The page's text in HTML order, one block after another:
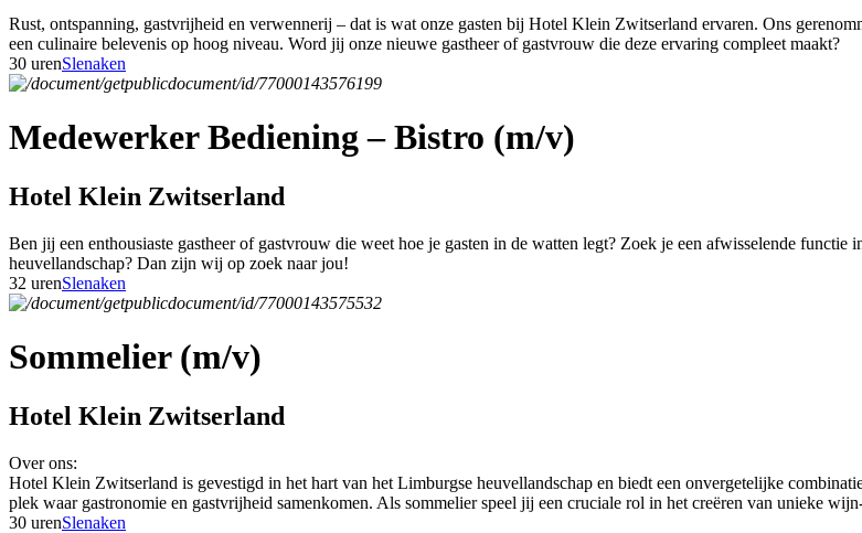
Rust, ontspanning, gastvrijheid en verwennerij – dat is wat onze gasten bij Hotel Klein Zwitserland ervaren. Ons
een culinaire belevenis op hoog niveau. Word jij onze nieuwe gastheer of gastvrouw die deze ervaring compleet maakt?
30 urenSlenaken
Medewerker Bediening – Bistro (m/v)
Hotel Klein Zwitserland
Ben jij een enthousiaste gastheer of gastvrouw die weet hoe je gasten in de watten legt? Zoek je een afwisselende
heuvellandschap? Dan zijn wij op zoek naar jou!
32 urenSlenaken
Sommelier (m/v)
Hotel Klein Zwitserland
Over ons:
Hotel Klein Zwitserland is gevestigd in het hart van het Limburgse heuvellandschap en biedt een onvergetelijke
plek waar gastronomie en gastvrijheid samenkomen. Als sommelier speel jij een cruciale rol in het creëren van unieke
30 urenSlenaken